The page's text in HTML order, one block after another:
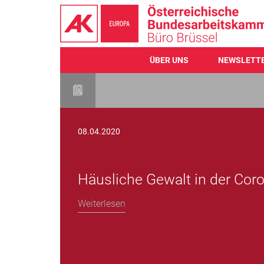
ÜBER UNS
08.04.2020
Häusliche Gewalt in der
Weiterlesen